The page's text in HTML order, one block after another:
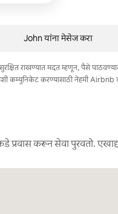
John यांना मेसेज करा
राखण्यात मदत म्हणून, पैसे
कम्युनिकेट करण्यासाठी नेहमी Airbnb
प्रवास करून सेवा पुरवतो.